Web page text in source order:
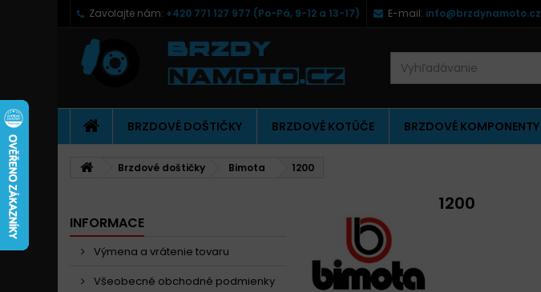
Zavolajte nám: +420 771 127 977 (Po-Pá, 9-12 a 13-17) E-mail: info@brzdynamoto.cz
BRZDOVÉ DOŠTIČKY BRZDOVÉ KOTÚČE BRZDOVÉ KOMPONENTY
Brzdové doštičky Bimota 1200
INFORMACE
Výmena a vrátenie tovaru
Všeobecné obchodné podmienky
1200